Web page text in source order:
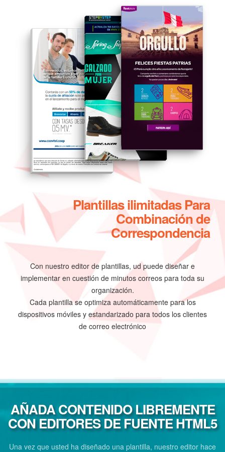
Plantillas ilimitadas Para
Combinación de
Correspondencia
Con nuestro editor de plantillas, ud puede diseñar e
implementar en cuestión de minutos correos para toda su
organización.
Cada plantilla se optimiza automáticamente para los
dispositivos móviles y estandarizado para todos los clientes
de correo electrónico
AÑADA CONTENIDO LIBREMENTE
CON EDITORES DE FUENTE HTML5
Una vez que usted ha diseñado una plantilla, nuestro editor hace